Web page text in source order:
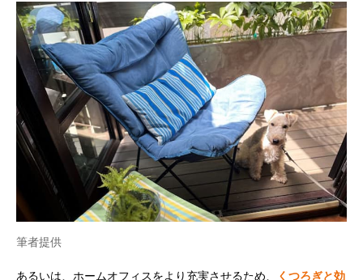
筆者提供
あるいは、ホームオフィスをより充実させるため、
くつろぎと効